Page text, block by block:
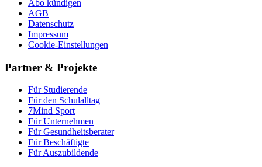
Abo kündigen
AGB
Datenschutz
Impressum
Cookie-Einstellungen
Partner & Projekte
Für Stu­die­rende
Für den Schulalltag
7Mind Sport
Für Unter­neh­men
Für Gesund­heits­be­ra­ter
Für Beschäftigte
Für Auszubildende